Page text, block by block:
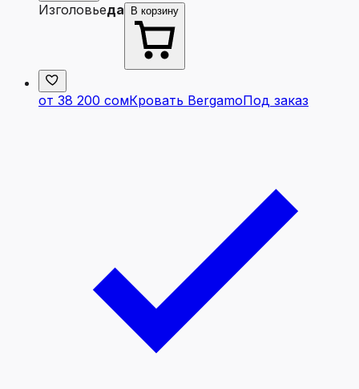
Изголовьеда В корзину
от 38 200 сомКровать BergamoПод заказ